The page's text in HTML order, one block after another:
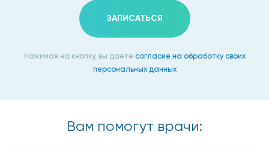
быть выявлены на самых ранних стадиях, когда даже еще
не проявились симптомы.
кишечника имеет и противопоказания. К ним относится
наличие у пациентов ряда заболеваний: недавно
ЗАПИСАТЬСЯ
Нажимая на кнопку, вы даете согласие на обработку своих
персональных данных
Вам помогут врачи: